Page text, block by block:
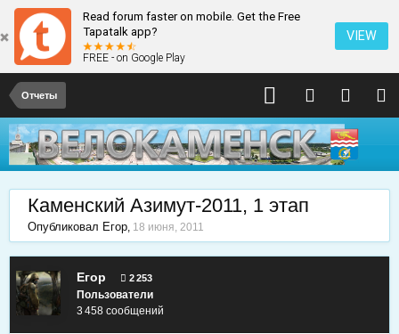
Read forum faster on mobile. Get the Free
Tapatalk app?
FREE - on Google Play
VIEW
Отчеты
Каменский Азимут-2011, 1 этап
Опубликовал Егор, 18 июня, 2011
Егор 2 253
Пользователи
3 458 сообщений